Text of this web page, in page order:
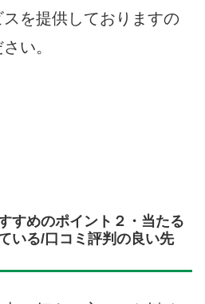
を提供しておりますの
い。
すめのポイント２・当たる
いる/口コミ評判の良い先